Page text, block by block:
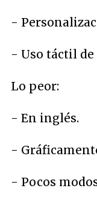
-
- Uso táctil
Lo peor:
- En inglés.
-
- Pocos